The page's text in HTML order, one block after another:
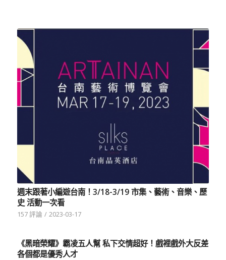
週末跟著小編遊台南！3/18-3/19 市集、藝術、音樂、歷
史 活動一次看
157 評論 / 2023-03-17
《黑暗榮耀》霸凌五人幫 私下交情超好！戲裡戲外大反差
各個都是優秀人才